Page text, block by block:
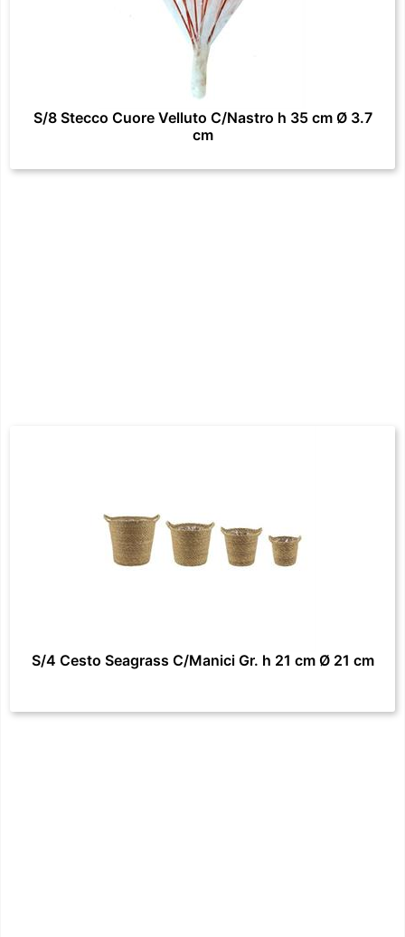
S/8 Stecco Cuore Velluto C/Nastro h 35 cm Ø 3.7
cm
S/4 Cesto Seagrass C/Manici Gr. h 21 cm Ø 21 cm